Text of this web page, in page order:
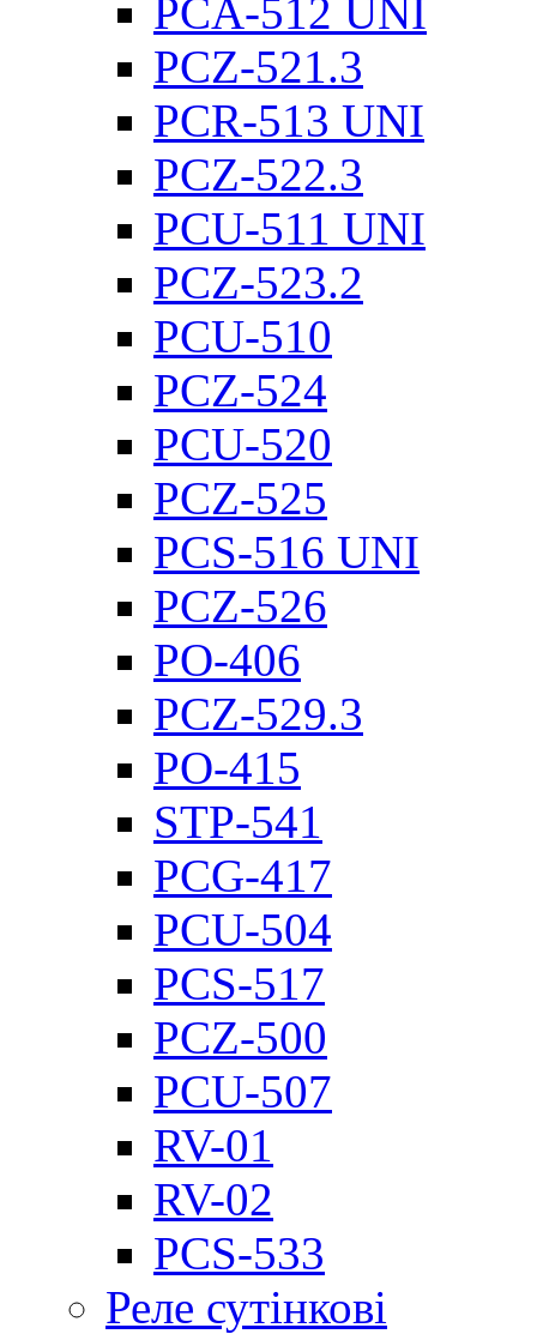
PCA-512 UNI
PCZ-521.3
PCR-513 UNI
PCZ-522.3
PCU-511 UNI
PCZ-523.2
PCU-510
PCZ-524
PCU-520
PCZ-525
PCS-516 UNI
PCZ-526
PO-406
PCZ-529.3
PO-415
STP-541
PCG-417
PCU-504
PCS-517
PCZ-500
PCU-507
RV-01
RV-02
PCS-533
Реле сутінкові